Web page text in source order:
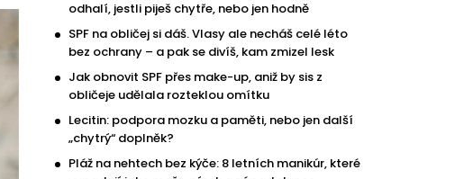
odhalí, jestli piješ chytře, nebo jen hodně
SPF na obličej si dáš. Vlasy ale necháš celé léto
bez ochrany – a pak se divíš, kam zmizel lesk
Jak obnovit SPF přes make-up, aniž by sis z
obličeje udělala rozteklou omítku
Lecitin: podpora mozku a paměti, nebo jen další
„chytrý“ doplněk?
Pláž na nehtech bez kýče: 8 letních manikúr, které